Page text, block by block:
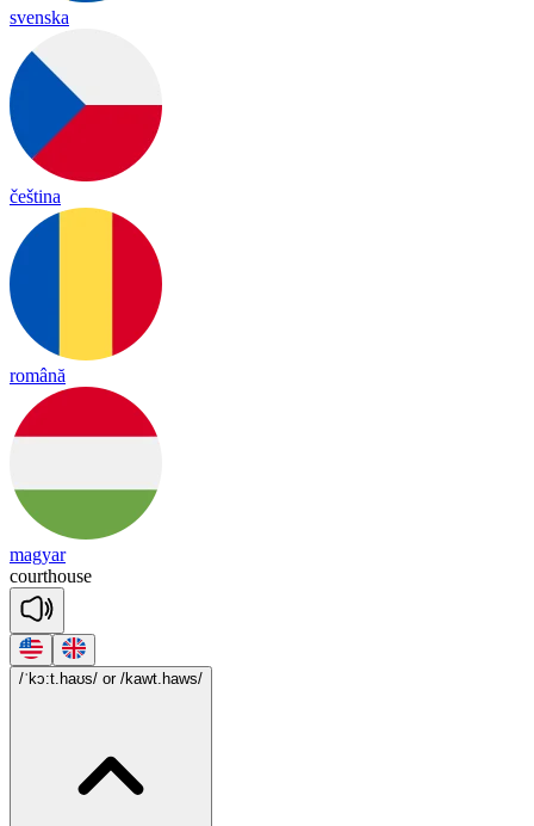
svenska
čeština
română
magyar
courthouse
/ˈkɔ:t.haʊs/ or /kawt.haws/